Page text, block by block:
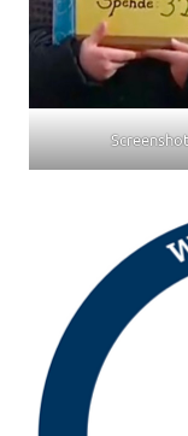
Screenshot